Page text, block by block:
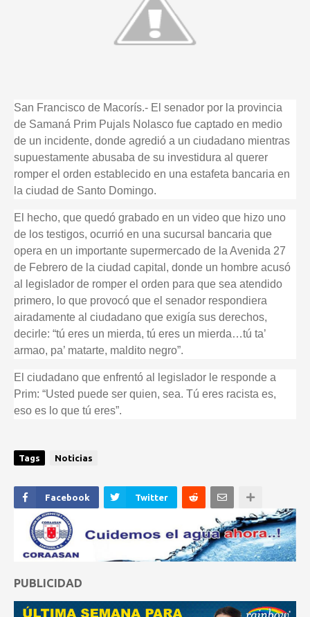
San Francisco de Macorís.- El senador por la provincia
de Samaná Prim Pujals Nolasco fue captado en medio
de un incidente, donde agredió a un ciudadano mientras
supuestamente abusaba de su investidura al querer
romper el orden establecido en una estafeta bancaria en
la ciudad de Santo Domingo.
El hecho, que quedó grabado en un video que hizo uno
de los testigos, ocurrió en una sucursal bancaria que
opera en un importante supermercado de la Avenida 27
de Febrero de la ciudad capital, donde un hombre acusó
al legislador de romper el orden para que sea atendido
primero, lo que provocó que el senador respondiera
airadamente al ciudadano que exigía sus derechos,
decirle: “tú eres un mierda, tú eres un mierda…tú ta’
armao, pa’ matarte, maldito negro”.
El ciudadano que enfrentó al legislador le responde a
Prim: “Usted puede ser quien, sea. Tú eres racista es,
eso es lo que tú eres”.
Tags Noticias
Facebook Twitter
PUBLICIDAD